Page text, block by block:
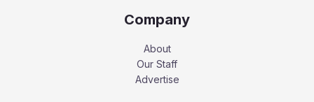
Company
About
Our Staff
Advertise